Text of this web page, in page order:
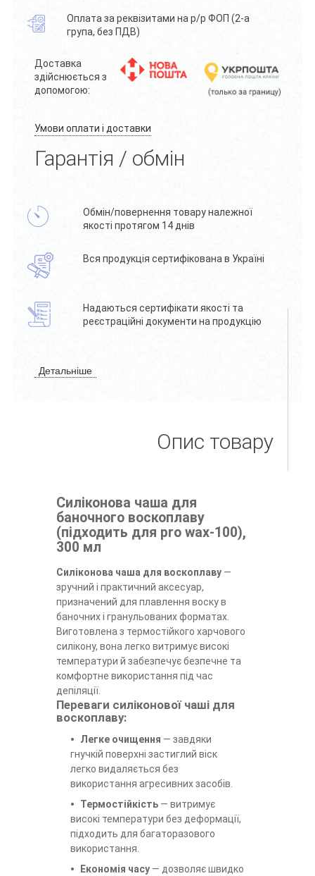
Оплата за реквізитами на р/р ФОП (2-а
група, без ПДВ)
Доставка
здійснюється з
допомогою:
Умови оплати і доставки
Гарантія / обмін
Обмін/повернення товару належної
якості протягом 14 днів
Вся продукція сертифікована в Україні
Надаються сертифікати якості та
реєстраційні документи на продукцію
Детальніше
Опис товару
Силіконова чаша для
баночного воскоплаву
(підходить для pro wax-100),
300 мл
Силіконова чаша для воскоплаву—
зручний і практичний аксесуар,
призначений для плавлення воску в
баночних і гранульованих форматах.
Виготовлена з термостійкого харчового
силікону, вона легко витримує високі
температури й забезпечує безпечне та
комфортне використання під час
депіляції.
Переваги силіконової чаші для
воскоплаву:
Легке очищення — завдяки
гнучкій поверхні застиглий віск
легко видаляється без
використання агресивних засобів.
Термостійкість— витримує
високі температури без деформації,
підходить для багаторазового
використання.
Економія часу— дозволяє швидко